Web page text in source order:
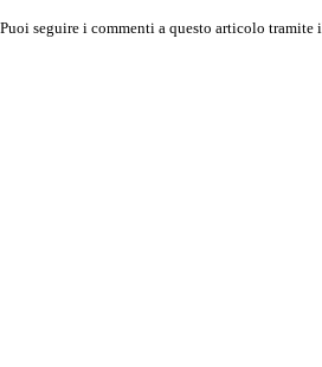
. Puoi seguire i commenti a questo articolo tramite